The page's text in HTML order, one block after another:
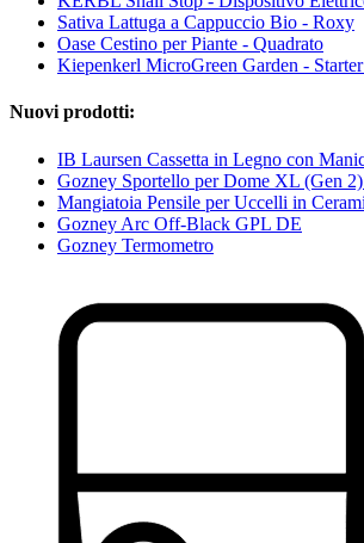
Sativa Lattuga a Cappuccio Bio - Roxy
Oase Cestino per Piante - Quadrato
Kiepenkerl MicroGreen Garden -
Nuovi prodotti:
IB Laursen Cassetta in Legno con
Gozney Sportello per Dome XL (Gen
Mangiatoia Pensile per Uccelli in
Gozney Arc Off-Black GPL DE
Gozney Termometro